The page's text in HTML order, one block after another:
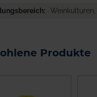
Produkte